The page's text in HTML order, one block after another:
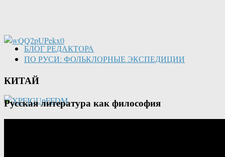
БЛОГ РЕДАКТОРА
ПО РУСИ: ФОЛЬКЛОРНЫЕ ЭКСПЕДИЦИИ
КИТАЙ
Русская литература как философия